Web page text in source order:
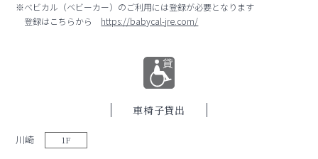
※べビカル（ベビーカー）のご利用には登録が必要となります
登録はこちらから https://babycal-jre.com/
車椅子貸出
川崎 1F